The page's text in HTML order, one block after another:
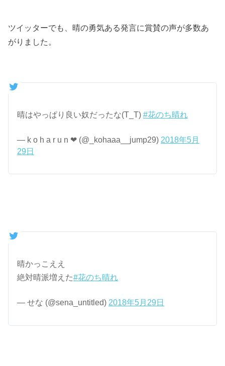
ツイッターでも、晴の勇気ある発言に賞賛の声が多数あ
がりました。
晴はやっぱり良い奴だったな(T_T)#花のち晴れ
— k o h a r u n ❤︎ (@_kohaaa__jump29) 2018年5月
29日
晴かっこええ
絶対晴派増えた#花のち晴れ
— せな (@sena_untitled) 2018年5月29日